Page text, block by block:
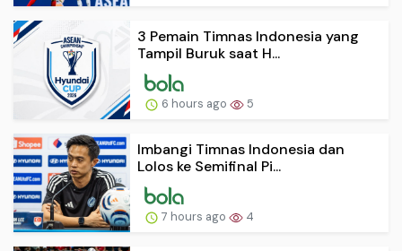
3 Pemain Timnas Indonesia yang
Tampil Buruk saat H...
6 hours ago 5
Imbangi Timnas Indonesia dan
Lolos ke Semifinal Pi...
7 hours ago 4